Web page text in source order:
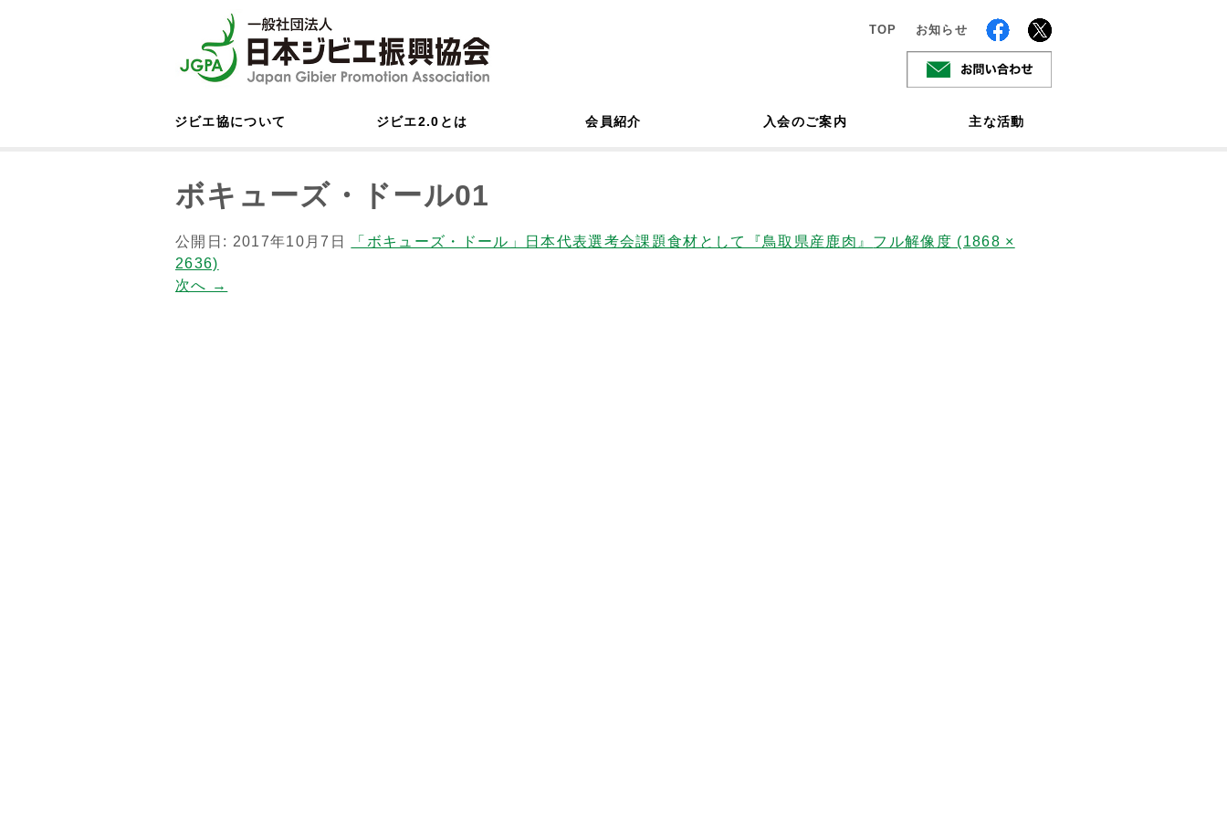
TOP お知らせ
ジビエ協について ジビエ2.0とは 会員紹介 入会のご案内 主な活動
ボキューズ・ドール01
公開日: 2017年10月7日 「ボキューズ・ドール」日本代表選考会課題食材として『鳥取県産鹿肉』 フル解像度 (1868 ×
2636)
次へ →